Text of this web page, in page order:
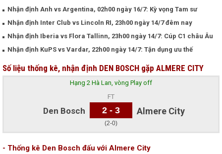
Nhận định Anh vs Argentina, 02h00 ngày 16/7: Kỳ vọng Tam sư
Nhận định Inter Club vs Lincoln RI, 23h00 ngày 14/7 đêm nay
Nhận định Iberia vs Flora Tallinn, 23h00 ngày 14/7: Cúp C1 châu Âu
Nhận định KuPS vs Vardar, 22h00 ngày 14/7: Tận dụng ưu thế
Số liệu thống kê, nhận định DEN BOSCH gặp ALMERE CITY
Hạng 2 Hà Lan, vòng Play off
Den Bosch
FT
2 - 3
(2-0)
Almere City
- Thống kê Den Bosch đấu với Almere City